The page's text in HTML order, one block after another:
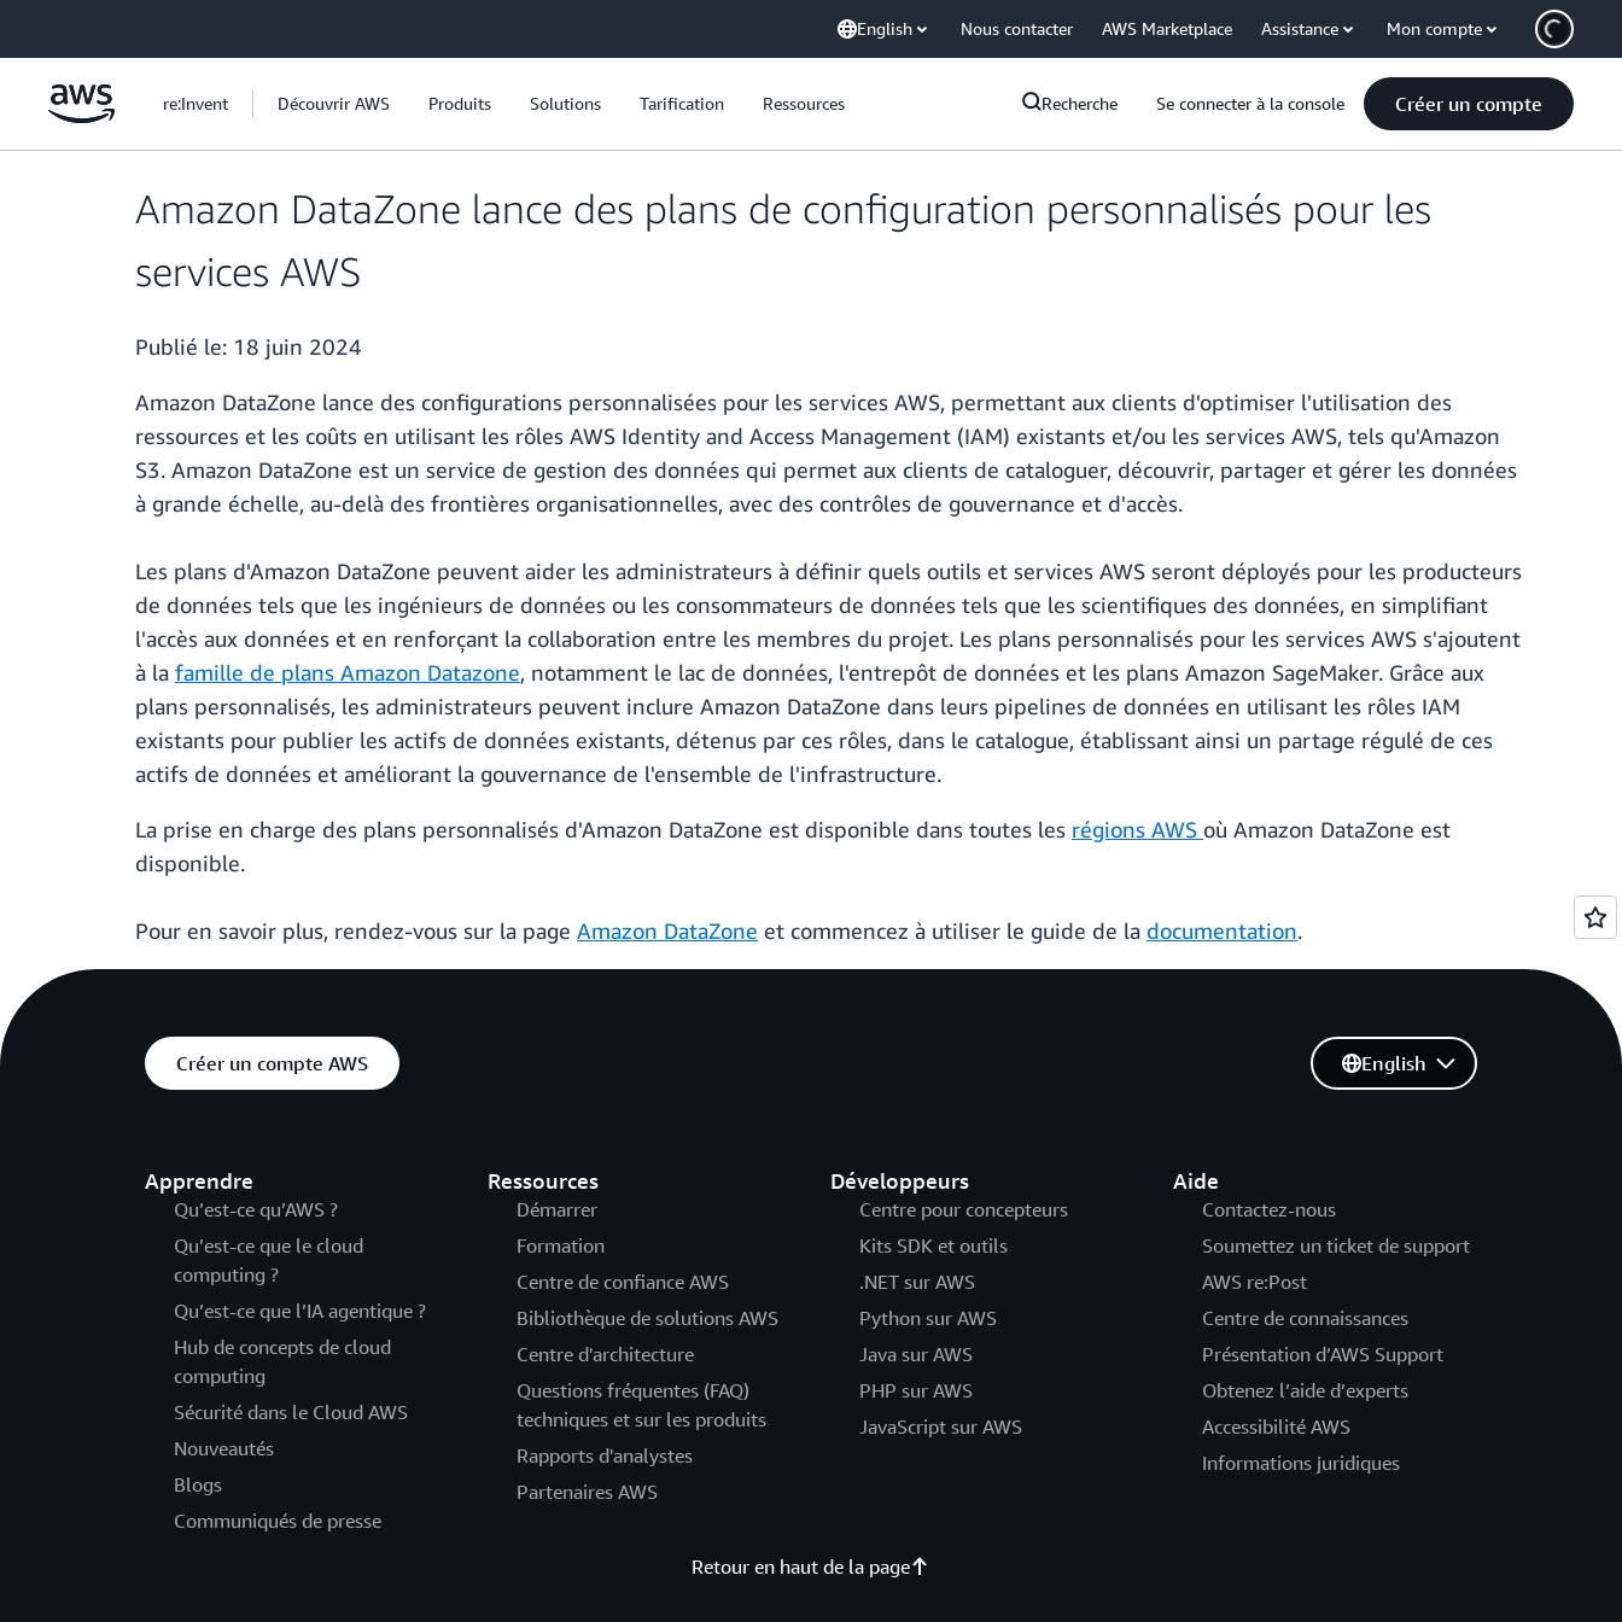
English Nous contacter AWS Marketplace Assistance Mon compte
re:Invent Découvrir AWS Produits Solutions Tarification Ressources Recherche Se connecter à la console Créer un compte
Amazon DataZone lance des plans de configuration personnalisés pour les
services AWS
Publié le: 18 juin 2024
Amazon DataZone lance des configurations personnalisées pour les services AWS, permettant aux clients d'optimiser l'utilisation des
ressources et les coûts en utilisant les rôles AWS Identity and Access Management (IAM) existants et/ou les services AWS, tels qu'Amazon
S3. Amazon DataZone est un service de gestion des données qui permet aux clients de cataloguer, découvrir, partager et gérer les données
à grande échelle, au-delà des frontières organisationnelles, avec des contrôles de gouvernance et d'accès.
Les plans d'Amazon DataZone peuvent aider les administrateurs à définir quels outils et services AWS seront déployés pour les producteurs
de données tels que les ingénieurs de données ou les consommateurs de données tels que les scientifiques des données, en simplifiant
l'accès aux données et en renforçant la collaboration entre les membres du projet. Les plans personnalisés pour les services AWS s'ajoutent
à la famille de plans Amazon Datazone, notamment le lac de données, l'entrepôt de données et les plans Amazon SageMaker. Grâce aux
plans personnalisés, les administrateurs peuvent inclure Amazon DataZone dans leurs pipelines de données en utilisant les rôles IAM
existants pour publier les actifs de données existants, détenus par ces rôles, dans le catalogue, établissant ainsi un partage régulé de ces
actifs de données et améliorant la gouvernance de l'ensemble de l'infrastructure.
La prise en charge des plans personnalisés d'Amazon DataZone est disponible dans toutes les régions AWS où Amazon DataZone est
disponible.
Pour en savoir plus, rendez-vous sur la page Amazon DataZone et commencez à utiliser le guide de la documentation.
Créer un compte AWS
Apprendre
Qu’est-ce qu’AWS ?
Qu’est-ce que le cloud
computing ?
Qu’est-ce que l’IA agentique ?
Hub de concepts de cloud
computing
Sécurité dans le Cloud AWS
Nouveautés
Blogs
Communiqués de presse
Ressources
Démarrer
Formation
Centre de confiance AWS
Bibliothèque de solutions AWS
Centre d'architecture
Questions fréquentes (FAQ)
techniques et sur les produits
Rapports d'analystes
Partenaires AWS
Développeurs
Centre pour concepteurs
Kits SDK et outils
.NET sur AWS
Python sur AWS
Java sur AWS
PHP sur AWS
JavaScript sur AWS
Aide
Contactez-nous
Soumettez un ticket de support
AWS re:Post
Centre de connaissances
Présentation d’AWS Support
Obtenez l’aide d’experts
Accessibilité AWS
Informations juridiques
English
Retour en haut de la page